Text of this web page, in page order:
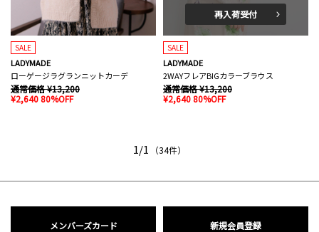
SALE
LADYMADE
ローゲージラグランニットカーデ
通常価格 ¥13,200
¥2,640 80%OFF
再入荷受付
SALE
LADYMADE
2WAYフレアBIGカラーブラウス
通常価格 ¥13,200
¥2,640 80%OFF
1/1 （34件）
メンバーズカード 新規会員登録